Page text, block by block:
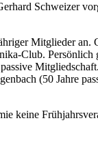
Schweizer
Mitglieder
Club.
(50 Jahre
keine